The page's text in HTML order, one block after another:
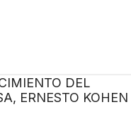
DEL
ERNESTO KOHEN